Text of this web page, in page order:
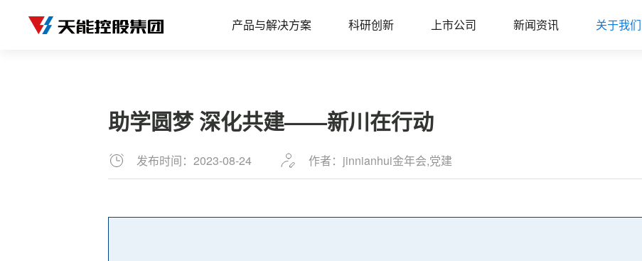
产品与解决方案 科研创新 上市公司 新闻资讯 关于我们
助学圆梦 深化共建——新川在行动
发布时间：2023-08-24 作者：jinnianhui金年会,党建